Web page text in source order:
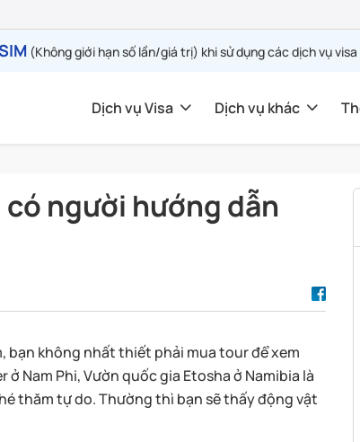
(Không giới hạn số lần/giá trị) khi sử dụng các dịch vụ visa
Dịch vụ Visa Dịch vụ khác
người hướng dẫn
bạn không nhất thiết phải mua tour để xem
Nam Phi, Vườn quốc gia Etosha ở Namibia là
thăm tự do. Thường thì bạn sẽ thấy động vật